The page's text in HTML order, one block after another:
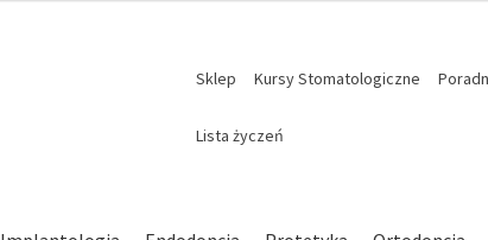
Sklep Kursy Stomatologiczne
Lista życzeń